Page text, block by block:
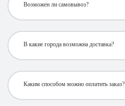
Возможен ли самовывоз?
В какие города возможна доставка?
Каким способом можно оплатить заказ?